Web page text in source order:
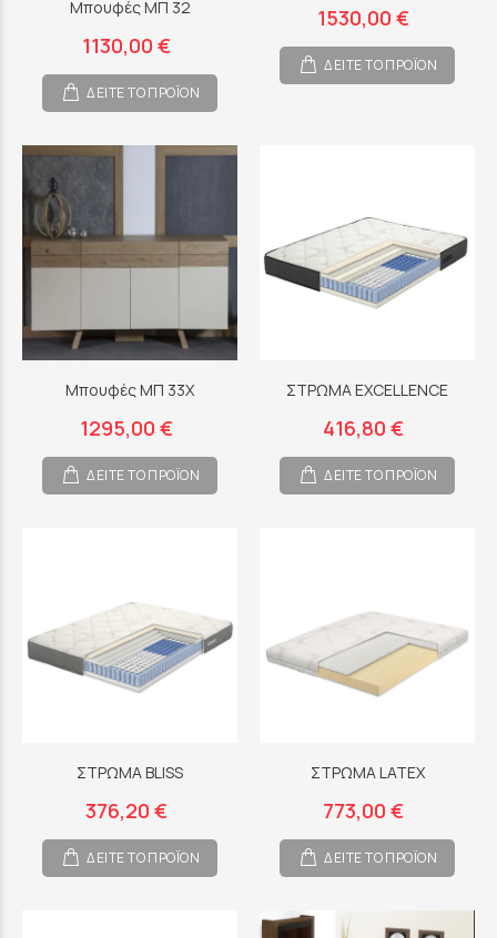
Μπουφές ΜΠ 32
1130,00 €
ΔΕΙΤΕ ΤΟ ΠΡΟΪΟΝ
1530,00 €
ΔΕΙΤΕ ΤΟ ΠΡΟΪΟΝ
Μπουφές ΜΠ 33Χ
1295,00 €
ΔΕΙΤΕ ΤΟ ΠΡΟΪΟΝ
ΣΤΡΩΜΑ EXCELLENCE
416,80 €
ΔΕΙΤΕ ΤΟ ΠΡΟΪΟΝ
ΣΤΡΩΜΑ BLISS
376,20 €
ΔΕΙΤΕ ΤΟ ΠΡΟΪΟΝ
ΣΤΡΩΜΑ LATEX
773,00 €
ΔΕΙΤΕ ΤΟ ΠΡΟΪΟΝ